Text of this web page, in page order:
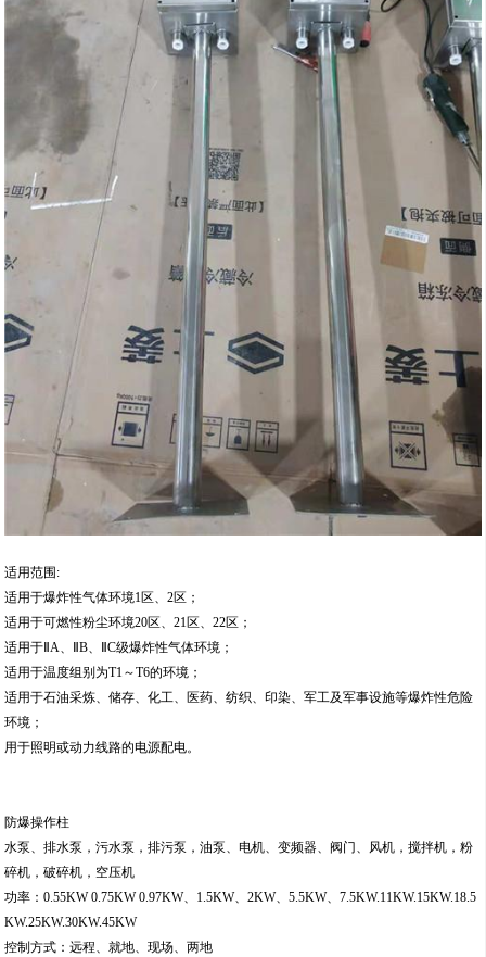
适用范围:
适用于爆炸性气体环境1区、2区；
适用于可燃性粉尘环境20区、21区、22区；
适用于ⅡA、ⅡB、ⅡC级爆炸性气体环境；
适用于温度组别为T1～T6的环境；
适用于石油采炼、储存、化工、医药、纺织、印染、军工及军事设施等爆炸性危险
环境；
用于照明或动力线路的电源配电。
防爆操作柱
水泵、排水泵，污水泵，排污泵，油泵、电机、变频器、阀门、风机，搅拌机，粉
碎机，破碎机，空压机
功率：0.55KW 0.75KW 0.97KW、1.5KW、2KW、5.5KW、7.5KW.11KW.15KW.18.5
KW.25KW.30KW.45KW
控制方式：远程、就地、现场、两地